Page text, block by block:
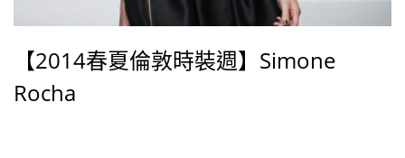
【2014春夏倫敦時裝週】Simone
Rocha